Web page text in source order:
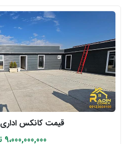
قیمت کانکس اداری 300 متری
9،000,000,000 تومان